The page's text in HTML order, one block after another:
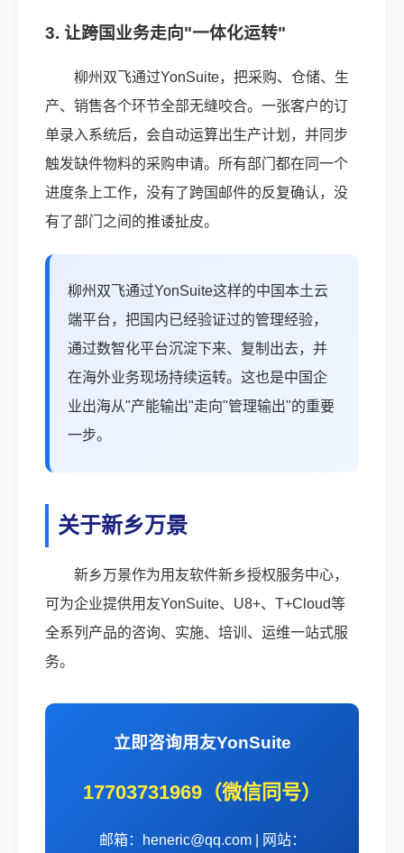
3. 让跨国业务走向"一体化运转"
柳州双飞通过YonSuite，把采购、仓储、生
产、销售各个环节全部无缝咬合。一张客户的订
单录入系统后，会自动运算出生产计划，并同步
触发缺件物料的采购申请。所有部门都在同一个
进度条上工作，没有了跨国邮件的反复确认，没
有了部门之间的推诿扯皮。
柳州双飞通过YonSuite这样的中国本土云
端平台，把国内已经验证过的管理经验，
通过数智化平台沉淀下来、复制出去，并
在海外业务现场持续运转。这也是中国企
业出海从"产能输出"走向"管理输出"的重要
一步。
关于新乡万景
新乡万景作为用友软件新乡授权服务中心，
可为企业提供用友YonSuite、U8+、T+Cloud等
全系列产品的咨询、实施、培训、运维一站式服
务。
立即咨询用友YonSuite
17703731969（微信同号）
邮箱：heneric@qq.com | 网站：